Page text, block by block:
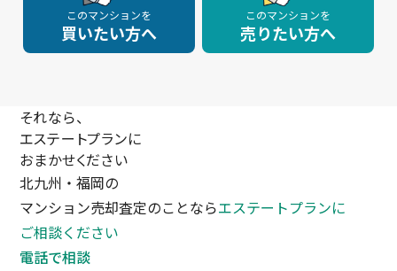
このマンションを
買いたい方へ
このマンションを
売りたい方へ
それなら、
エステートプランに
おまかせください
北九州・福岡の
マンション売却査定のことならエステートプランに
ご相談ください
電話で相談